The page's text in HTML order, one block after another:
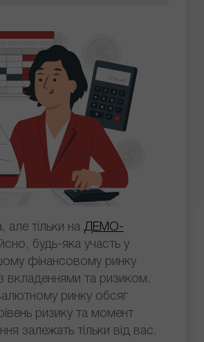
але тільки на ДЕМО-
будь-яка участь у
фінансовому ринку
вкладеннями та ризиком.
ринку обсяг
ризику та момент
залежать тільки від вас.